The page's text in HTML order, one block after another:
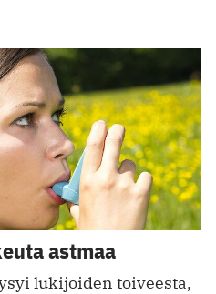
astmaa
lukijoiden toiveesta,